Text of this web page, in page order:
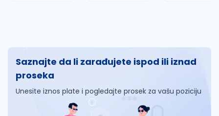
Saznajte da li zarađujete ispod ili iznad
proseka
Unesite iznos plate i pogledajte prosek za vašu poziciju